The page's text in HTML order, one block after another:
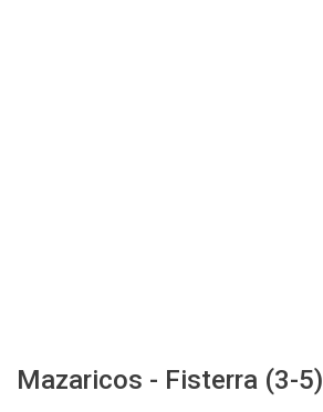
Mazaricos - Fisterra (3-5)